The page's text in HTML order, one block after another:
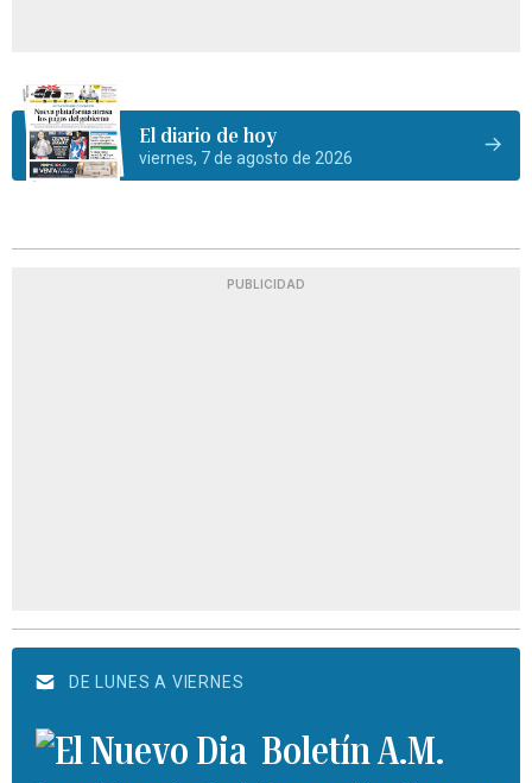
El diario de hoy
viernes, 7 de agosto de 2026
PUBLICIDAD
DE LUNES A VIERNES
Boletín A.M.